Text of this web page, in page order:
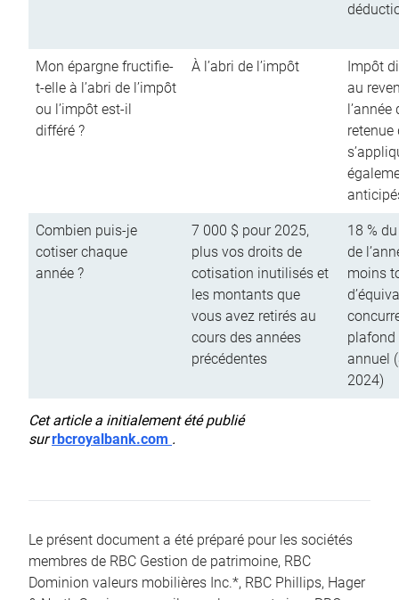
Mon épargne fructifie-
t-elle à l’abri de l’impôt
ou l’impôt est-il
différé ?
À l’abri de l’impôt
Impôt
au
retenue
Combien puis-je
cotiser chaque
année ?
7 000 $ pour 2025,
plus vos droits de
cotisation inutilisés et
les montants que
vous avez retirés au
cours des années
précédentes
18 %
de
moins
annuel
2024)
Cet article a initialement été publié
surrbcroyalbank.com .
Le présent document a été préparé pour les sociétés
membres de RBC Gestion de patrimoine, RBC
Dominion valeurs mobilières Inc.*, RBC Phillips, Hager